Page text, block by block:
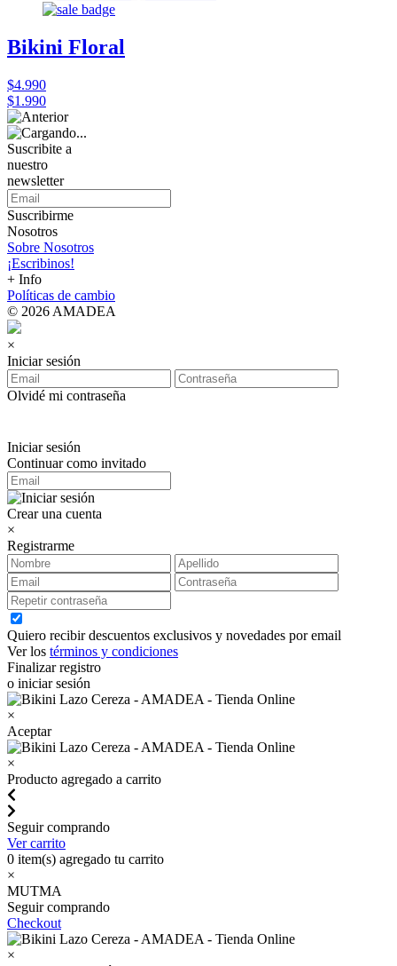
Bikini Floral
$4.990
$1.990
Suscribite a
nuestro
newsletter
Suscribirme
Nosotros
Sobre Nosotros
¡Escribinos!
+ Info
Políticas de cambio
© 2026 AMADEA
×
Iniciar sesión
Olvidé mi contraseña
Iniciar sesión
Continuar como invitado
Crear una cuenta
×
Registrarme
Quiero recibir descuentos exclusivos y novedades por email
Ver los términos y condiciones
Finalizar registro
o iniciar sesión
×
Aceptar
×
Producto agregado a carrito
Seguir comprando
Ver carrito
0 item(s) agregado tu carrito
×
MUTMA
Seguir comprando
Checkout
×